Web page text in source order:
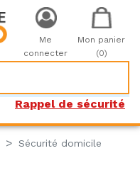
Rappel de sécurité
Me
connecter
Mon panier
(0)
Sécurité domicile